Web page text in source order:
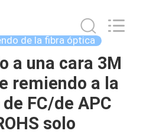
de la fibra óptica
a una cara 3M
remiendo a la
FC/de APC
solo